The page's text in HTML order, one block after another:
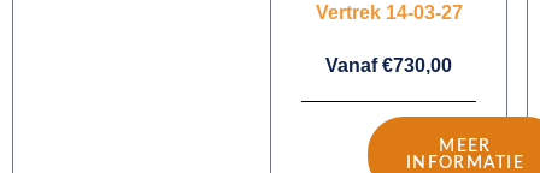
Vertrek 14-03-27
Vanaf €730,00
MEER
INFORMATIE